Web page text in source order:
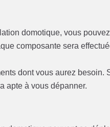
domotique, vous
composante sera
dont vous aurez besoin.
apte à vous dépanner.